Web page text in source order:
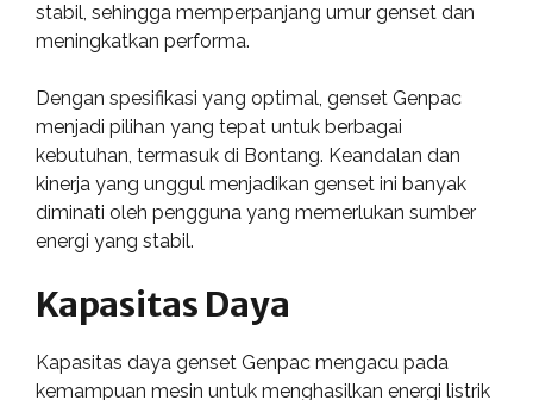
stabil, sehingga memperpanjang umur genset dan
meningkatkan performa.
Dengan spesifikasi yang optimal, genset Genpac
menjadi pilihan yang tepat untuk berbagai
kebutuhan, termasuk di Bontang. Keandalan dan
kinerja yang unggul menjadikan genset ini banyak
diminati oleh pengguna yang memerlukan sumber
energi yang stabil.
Kapasitas Daya
Kapasitas daya genset Genpac mengacu pada
kemampuan mesin untuk menghasilkan energi listrik